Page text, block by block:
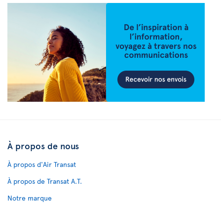
À propos de nous
À propos d'Air Transat
À propos de Transat A.T.
Notre marque